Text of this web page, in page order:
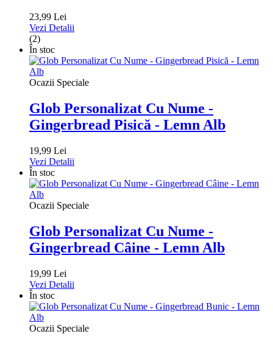
23,99 Lei
Vezi Detalii
(2)
În stoc
Ocazii Speciale
Glob Personalizat Cu Nume -
Gingerbread Pisică - Lemn Alb
19,99 Lei
Vezi Detalii
În stoc
Ocazii Speciale
Glob Personalizat Cu Nume -
Gingerbread Câine - Lemn Alb
19,99 Lei
Vezi Detalii
În stoc
Ocazii Speciale